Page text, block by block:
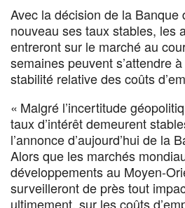
Avec la décision de la Banque
nouveau ses taux stables, les
entreront sur le marché au
semaines peuvent s’attendre
stabilité relative des coûts
« Malgré l’incertitude
taux d’intérêt demeurent
l’annonce d’aujourd’hui de la
Alors que les marchés
développements au Moyen-
surveilleront de près tout
ultimement, sur les coûts